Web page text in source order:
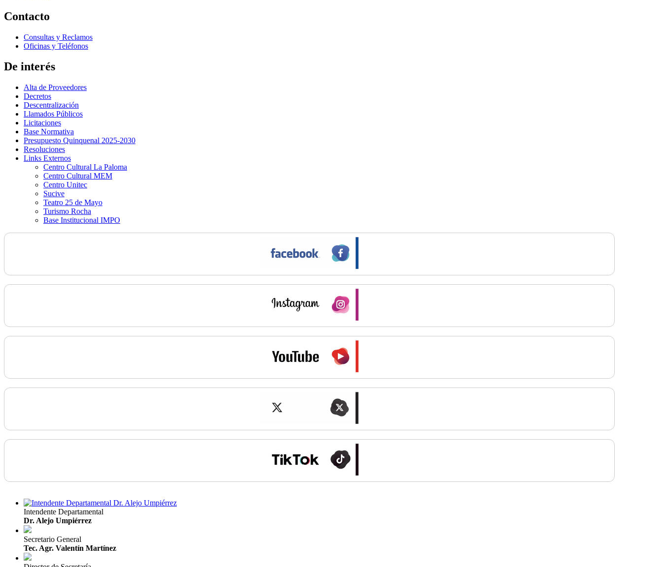
Contacto
Consultas y Reclamos
Oficinas y Teléfonos
De interés
Alta de Proveedores
Decretos
Descentralización
Llamados Públicos
Licitaciones
Base Normativa
Presupuesto Quinquenal 2025-2030
Resoluciones
Links Externos
Centro Cultural La Paloma
Centro Cultural MEM
Centro Unitec
Sucive
Teatro 25 de Mayo
Turismo Rocha
Base Institucional IMPO
Intendente Departamental
Dr. Alejo Umpiérrez
Secretario General
Tec. Agr. Valentín Martínez